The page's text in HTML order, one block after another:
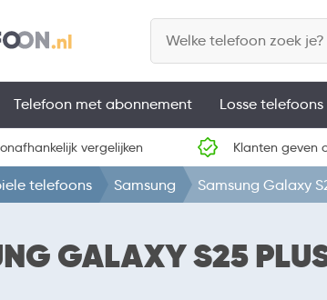
Telefoon met abonnement Losse telefoons
vergelijken Klanten geven
telefoons Samsung Samsung Galaxy
GALAXY S25